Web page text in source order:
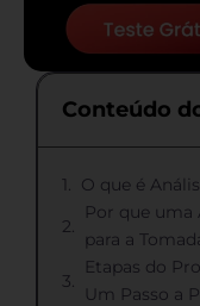
Conteúdo
O que é
Por que uma
para a
Etapas do
Um Passo a